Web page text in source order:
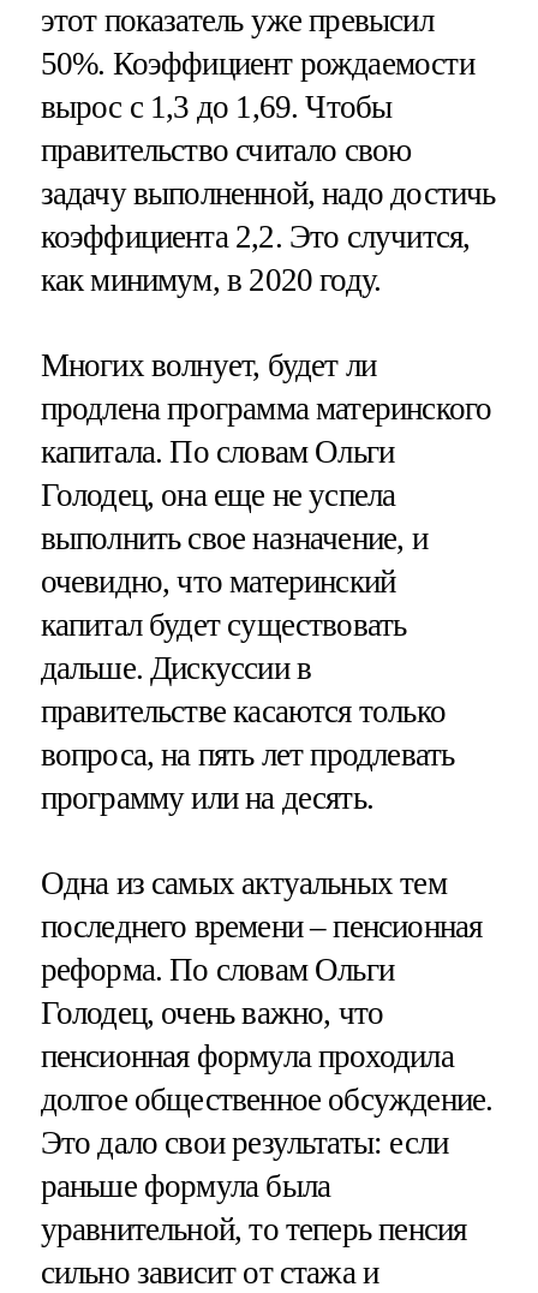
этот показатель уже превысил
50%. Коэффициент рождаемости
вырос с 1,3 до 1,69. Чтобы
правительство считало свою
задачу выполненной, надо достичь
коэффициента 2,2. Это случится,
как минимум, в 2020 году.
Многих волнует, будет ли
продлена программа материнского
капитала. По словам Ольги
Голодец, она еще не успела
выполнить свое назначение, и
очевидно, что материнский
капитал будет существовать
дальше. Дискуссии в
правительстве касаются только
вопроса, на пять лет продлевать
программу или на десять.
Одна из самых актуальных тем
последнего времени – пенсионная
реформа. По словам Ольги
Голодец, очень важно, что
пенсионная формула проходила
долгое общественное обсуждение.
Это дало свои результаты: если
раньше формула была
уравнительной, то теперь пенсия
сильно зависит от стажа и